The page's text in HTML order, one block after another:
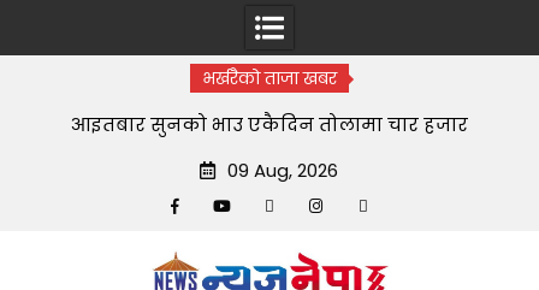
भर्खरैको ताजा खबर
आइतबार सुनको भाउ एकैदिन तोलामा चार हजार
09 Aug, 2026